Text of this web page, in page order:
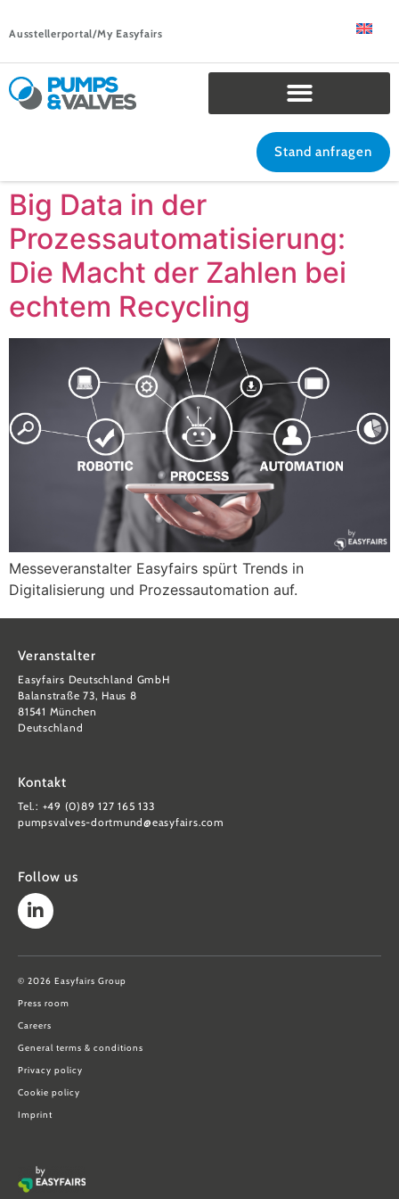
Ausstellerportal/My Easyfairs
Stand anfragen
Big Data in der
Prozessautomatisierung:
Die Macht der Zahlen bei
echtem Recycling
Messeveranstalter Easyfairs spürt Trends in
Digitalisierung und Prozessautomation auf.
Veranstalter
Easyfairs Deutschland GmbH
Balanstraße 73, Haus 8
81541 München
Deutschland
Kontakt
Tel.: +49 (0)89 127 165 133
pumpsvalves-dortmund@easyfairs.com
Follow us
© 2026 Easyfairs Group
Press room
Careers
General terms & conditions
Privacy policy
Cookie policy
Imprint